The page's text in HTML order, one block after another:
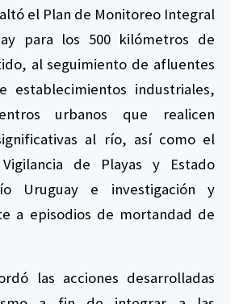
el Plan de Monitoreo Integral
para los 500 kilómetros de
al seguimiento de afluentes
establecimientos industriales,
urbanos que realicen
al río, así como el
de Playas y Estado
Uruguay e investigación y
a episodios de mortandad de
las acciones desarrolladas